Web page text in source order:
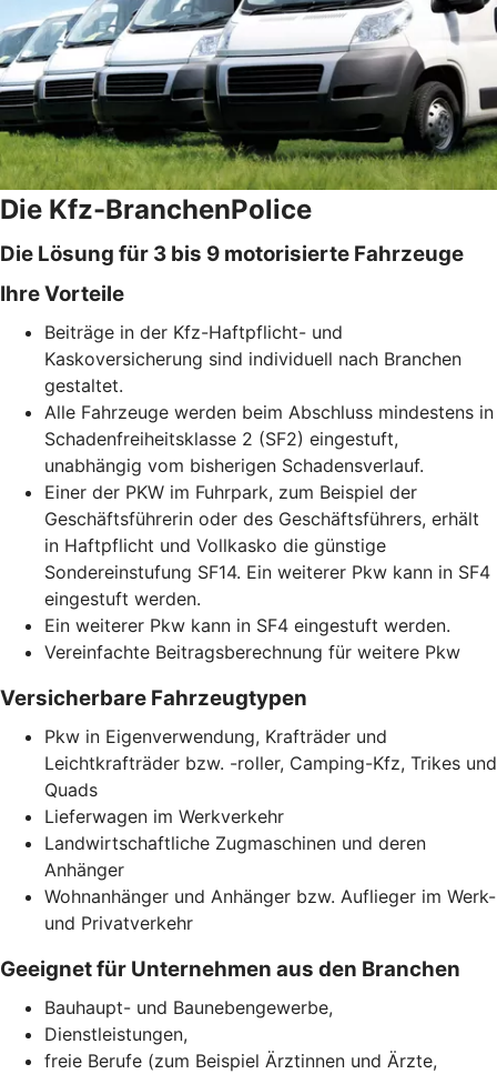
Die Kfz-BranchenPolice
Die Lösung für 3 bis 9 motorisierte Fahrzeuge
Ihre Vorteile
Beiträge in der Kfz-Haftpflicht- und
Kaskoversicherung sind individuell nach Branchen
gestaltet.
Alle Fahrzeuge werden beim Abschluss mindestens in
Schadenfreiheitsklasse 2 (SF2) eingestuft,
unabhängig vom bisherigen Schadensverlauf.
Einer der PKW im Fuhrpark, zum Beispiel der
Geschäftsführerin oder des Geschäftsführers, erhält
in Haftpflicht und Vollkasko die günstige
Sondereinstufung SF14. Ein weiterer Pkw kann in SF4
eingestuft werden.
Ein weiterer Pkw kann in SF4 eingestuft werden.
Vereinfachte Beitragsberechnung für weitere Pkw
Versicherbare Fahrzeugtypen
Pkw in Eigenverwendung, Krafträder und
Leichtkrafträder bzw. -roller, Camping-Kfz, Trikes und
Quads
Lieferwagen im Werkverkehr
Landwirtschaftliche Zugmaschinen und deren
Anhänger
Wohnanhänger und Anhänger bzw. Auflieger im Werk-
und Privatverkehr
Geeignet für Unternehmen aus den Branchen
Bauhaupt- und Baunebengewerbe,
Dienstleistungen,
freie Berufe (zum Beispiel Ärztinnen und Ärzte,